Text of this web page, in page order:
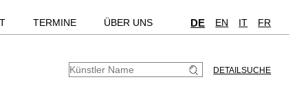
TERMINE ÜBER UNS DE EN IT FR
DETAILSUCHE